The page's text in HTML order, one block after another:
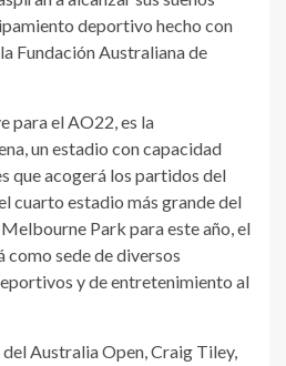
deportivo hecho con
Fundación Australiana de
para el AO22, es la
un estadio con capacidad
que acogerá los partidos del
cuarto estadio más grande del
Park para este año, el
sede de diversos
y de entretenimiento al
Australia Open, Craig Tiley,